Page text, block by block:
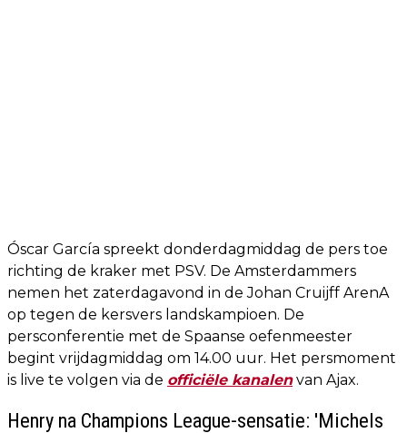
Óscar García spreekt donderdagmiddag de pers toe
richting de kraker met PSV. De Amsterdammers
nemen het zaterdagavond in de Johan Cruijff ArenA
op tegen de kersvers landskampioen. De
persconferentie met de Spaanse oefenmeester
begint vrijdagmiddag om 14.00 uur. Het persmoment
is live te volgen via de officiële kanalenvan Ajax.
Henry na Champions League-sensatie: 'Michels